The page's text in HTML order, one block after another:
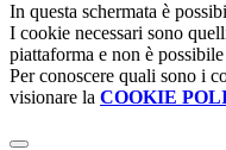
In questa schermata è
I cookie necessari sono
piattaforma e non è
Per conoscere quali sono i
visionare la COOKIE